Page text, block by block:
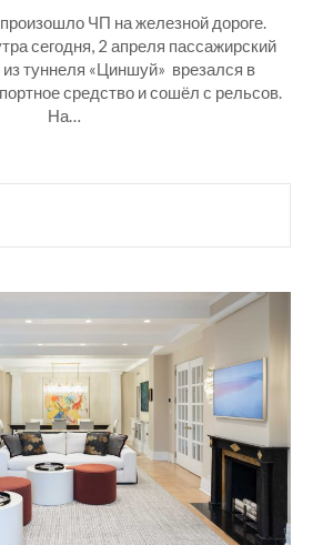
ЧП на железной дороге.
сегодня, 2 апреля пассажирский
туннеля «Циншуй» врезался в
средство и сошёл с рельсов.
На…